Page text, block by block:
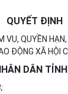
QUYẾT ĐỊNH
VỤ, QUYỀN
ĐỘNG XÃ HỘI
DÂN